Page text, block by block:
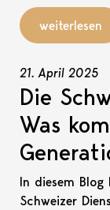
weiterlesen
21. April 2025
Die
Was
In diesem
Schweizer